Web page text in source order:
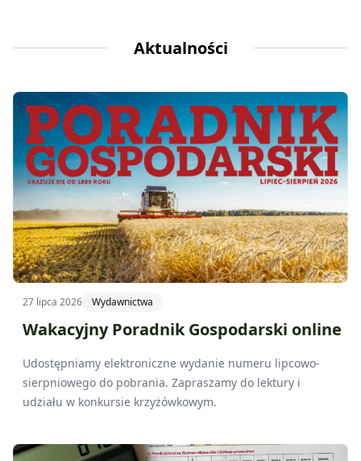
Aktualności
27 lipca 2026 Wydawnictwa
Wakacyjny Poradnik Gospodarski online
Udostępniamy elektroniczne wydanie numeru lipcowo-
sierpniowego do pobrania. Zapraszamy do lektury i
udziału w konkursie krzyżówkowym.